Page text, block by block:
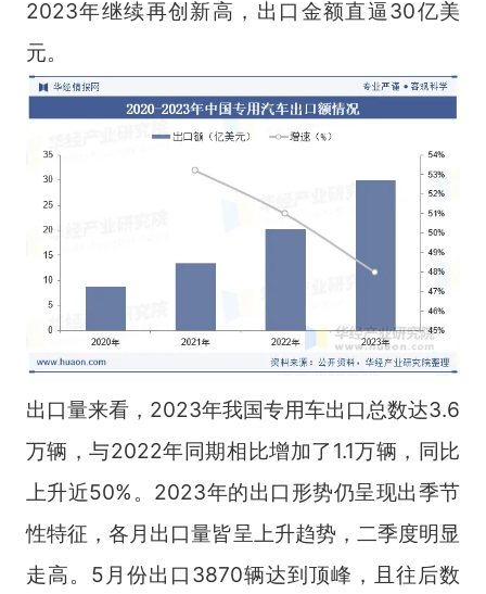
2023年继续再创新高，出口金额直逼30亿美
元。
出口量来看，2023年我国专用车出口总数达3.6
万辆，与2022年同期相比增加了1.1万辆，同比
上升近50%。2023年的出口形势仍呈现出季节
性特征，各月出口量皆呈上升趋势，二季度明显
走高。5月份出口3870辆达到顶峰，且往后数